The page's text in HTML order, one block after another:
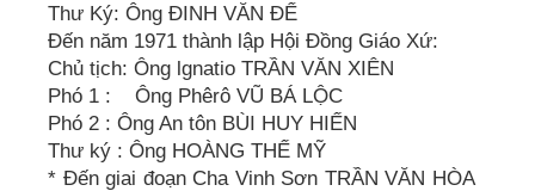
Thư Ký: Ông ĐINH VĂN ĐỂ
Đến năm 1971 thành lập Hội Đồng Giáo Xứ:
Chủ tịch: Ông lgnatio TRẦN VĂN XIÊN
Phó 1 : Ông Phêrô VŨ BÁ LỘC
Phó 2 : Ông An tôn BÙI HUY HIẾN
Thư ký : Ông HOÀNG THẾ MỸ
* Đến giai đoạn Cha Vinh Sơn TRẦN VĂN HÒA